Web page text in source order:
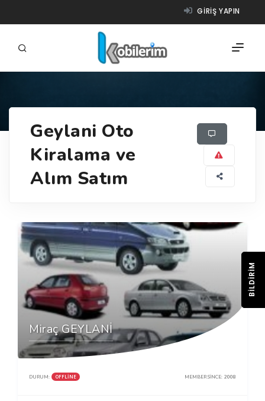
GIRIŞ YAPIN
ÜRÜNLER
Geylani Oto
Kiralama ve
Alım Satım
Miraç GEYLANİ
DURUM: OFFLINE MEMBER SINCE: 2008
BILDIRIM